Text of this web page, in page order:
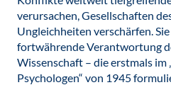
verursachen, Gesellschaften
Ungleichheiten verschärfen.
fortwährende Verantwortung
Wissenschaft – die erstmals im
Psychologen“ von 1945